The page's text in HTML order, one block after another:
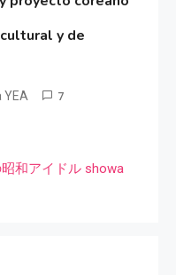
y de
YEA 7
和アイドル showa